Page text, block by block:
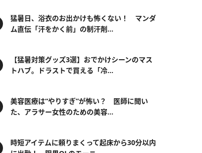
猛暑日、浴衣のお出かけも怖くない！ マンダ
ム直伝「汗をかく前」の制汗剤...
【猛暑対策グッズ3選】おでかけシーンのマス
トハブ。ドラストで買える「冷...
美容医療は“やりすぎ”が怖い？ 医師に聞い
た、アラサー女性のための美容...
時短アイテムに頼りまくって起床から30分以内